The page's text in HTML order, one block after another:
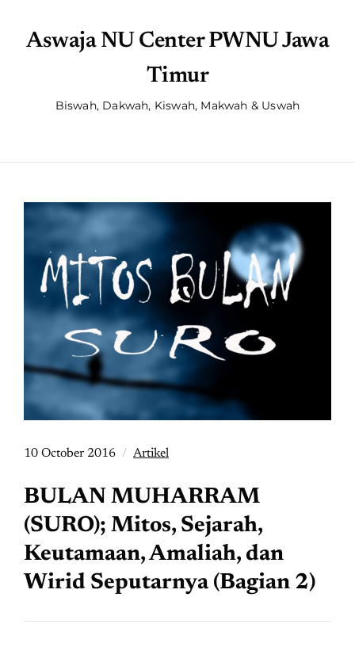
Aswaja NU Center PWNU Jawa
Timur
Biswah, Dakwah, Kiswah, Makwah & Uswah
10 October 2016 Artikel
BULAN MUHARRAM
(SURO); Mitos, Sejarah,
Keutamaan, Amaliah, dan
Wirid Seputarnya (Bagian 2)